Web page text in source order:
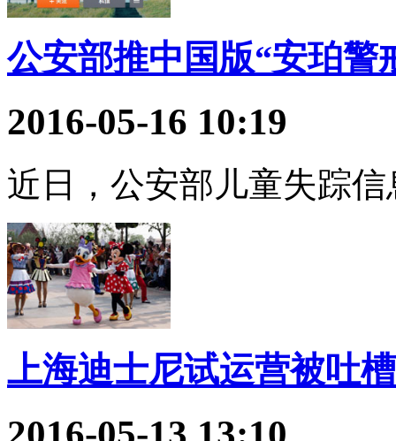
公安部推中国版“安珀警
2016-05-16 10:19
近日，公安部儿童失踪
上海迪士尼试运营被吐